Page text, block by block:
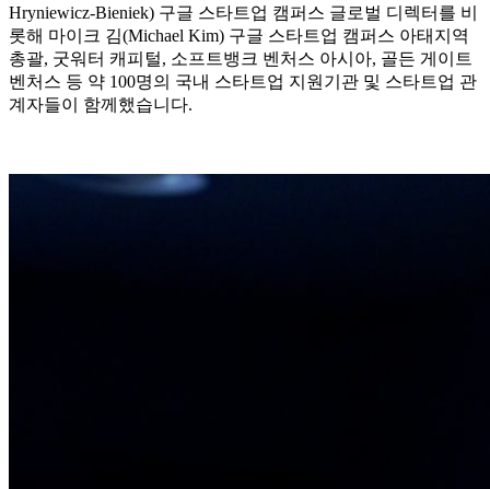
Hryniewicz-Bieniek) 구글 스타트업 캠퍼스 글로벌 디렉터를 비
롯해 마이크 김(Michael Kim) 구글 스타트업 캠퍼스 아태지역
총괄, 굿워터 캐피털, 소프트뱅크 벤처스 아시아, 골든 게이트
벤처스 등 약 100명의 국내 스타트업 지원기관 및 스타트업 관
계자들이 함께했습니다.